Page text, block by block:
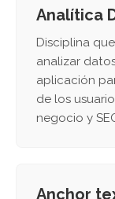
Analítica
Disciplina
analizar
aplicación
de los
negocio y
Anchor